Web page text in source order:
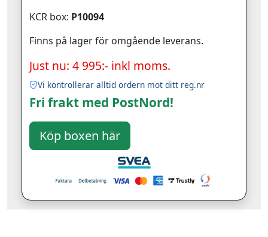
KCR box: P10094
Finns på lager för omgående leverans.
Just nu: 4 995:- inkl moms.
Vi kontrollerar alltid ordern mot ditt reg.nr
Fri frakt med PostNord!